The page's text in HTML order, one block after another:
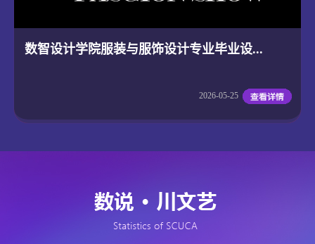
数智设计学院服装与服饰设计专业毕业设...
2026-05-25